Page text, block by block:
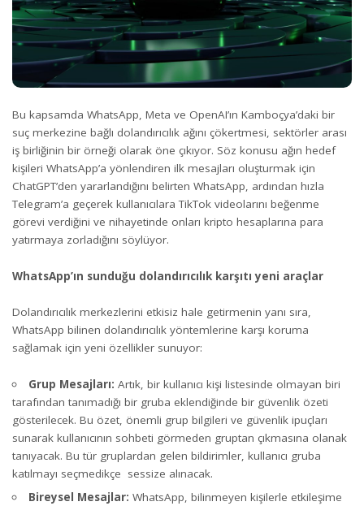
Bu kapsamda WhatsApp, Meta ve OpenAI’ın Kamboçya’daki bir
suç merkezine bağlı dolandırıcılık ağını çökertmesi, sektörler arası
iş birliğinin bir örneği olarak öne çıkıyor. Söz konusu ağın hedef
kişileri WhatsApp’a yönlendiren ilk mesajları oluşturmak için
ChatGPT’den yararlandığını belirten WhatsApp, ardından hızla
Telegram’a geçerek kullanıcılara TikTok videolarını beğenme
görevi verdiğini ve nihayetinde onları kripto hesaplarına para
yatırmaya zorladığını söylüyor.
WhatsApp’ın sunduğu dolandırıcılık karşıtı yeni araçlar
Dolandırıcılık merkezlerini etkisiz hale getirmenin yanı sıra,
WhatsApp bilinen dolandırıcılık yöntemlerine karşı koruma
sağlamak için yeni özellikler sunuyor:
Grup Mesajları: Artık, bir kullanıcı kişi listesinde olmayan biri
tarafından tanımadığı bir gruba eklendiğinde bir güvenlik özeti
gösterilecek. Bu özet, önemli grup bilgileri ve güvenlik ipuçları
sunarak kullanıcının sohbeti görmeden gruptan çıkmasına olanak
tanıyacak. Bu tür gruplardan gelen bildirimler, kullanıcı gruba
katılmayı seçmedikçe sessize alınacak.
Bireysel Mesajlar: WhatsApp, bilinmeyen kişilerle etkileşime